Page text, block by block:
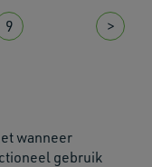
9 >
wanneer
gebruik